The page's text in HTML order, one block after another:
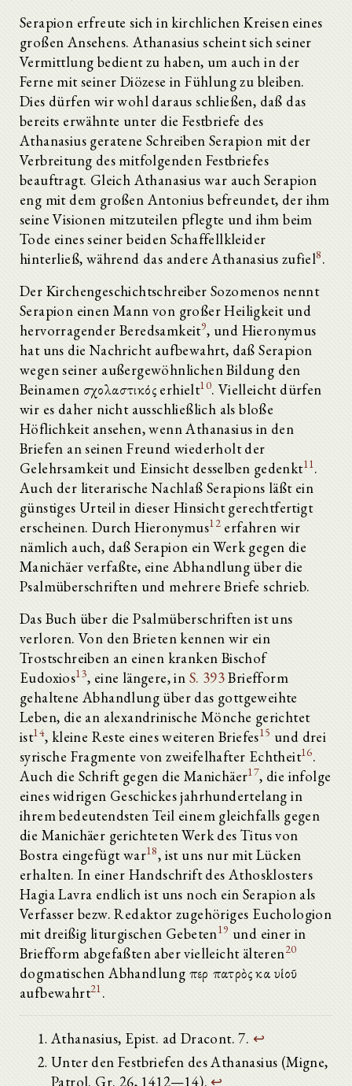
Serapion erfreute sich in kirchlichen Kreisen eines
großen Ansehens. Athanasius scheint sich seiner
Vermittlung bedient zu haben, um auch in der
Ferne mit seiner Diözese in Fühlung zu bleiben.
Dies dürfen wir wohl daraus schließen, daß das
bereits erwähnte unter die Festbriefe des
Athanasius geratene Schreiben Serapion mit der
Verbreitung des mitfolgenden Festbriefes
beauftragt. Gleich Athanasius war auch Serapion
eng mit dem großen Antonius befreundet, der ihm
seine Visionen mitzuteilen pflegte und ihm beim
Tode eines seiner beiden Schaffellkleider
hinterließ, während das andere Athanasius zufiel8.
Der Kirchengeschichtschreiber Sozomenos nennt
Serapion einen Mann von großer Heiligkeit und
hervorragender Beredsamkeit9, und Hieronymus
hat uns die Nachricht aufbewahrt, daß Serapion
wegen seiner außergewöhnlichen Bildung den
Beinamen σχολαστικός erhielt10. Vielleicht dürfen
wir es daher nicht ausschließlich als bloße
Höflichkeit ansehen, wenn Athanasius in den
Briefen an seinen Freund wiederholt der
Gelehrsamkeit und Einsicht desselben gedenkt11.
Auch der literarische Nachlaß Serapions läßt ein
günstiges Urteil in dieser Hinsicht gerechtfertigt
erscheinen. Durch Hieronymus12 erfahren wir
nämlich auch, daß Serapion ein Werk gegen die
Manichäer verfaßte, eine Abhandlung über die
Psalmüberschriften und mehrere Briefe schrieb.
Das Buch über die Psalmüberschriften ist uns
verloren. Von den Brieten kennen wir ein
Trostschreiben an einen kranken Bischof
Eudoxios13, eine längere, in S. 393Briefform
gehaltene Abhandlung über das gottgeweihte
Leben, die an alexandrinische Mönche gerichtet
ist14, kleine Reste eines weiteren Briefes15 und drei
syrische Fragmente von zweifelhafter Echtheit16.
Auch die Schrift gegen die Manichäer17, die infolge
eines widrigen Geschickes jahrhundertelang in
ihrem bedeutendsten Teil einem gleichfalls gegen
die Manichäer gerichteten Werk des Titus von
Bostra eingefügt war18, ist uns nur mit Lücken
erhalten. In einer Handschrift des Athosklosters
Hagia Lavra endlich ist uns noch ein Serapion als
Verfasser bezw. Redaktor zugehöriges Euchologion
mit dreißig liturgischen Gebeten19 und einer in
Briefform abgefaßten aber vielleicht älteren20
dogmatischen Abhandlung περὶ πατρὸς καὶ υἱοῦ
aufbewahrt21.
Athanasius, Epist. ad Dracont. 7. ↩
Unter den Festbriefen des Athanasius (Migne,
Patrol. Gr. 26, 1412—14).↩